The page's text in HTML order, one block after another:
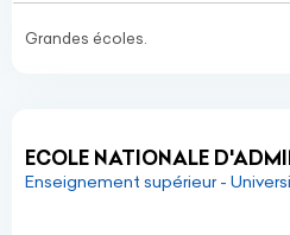
Grandes écoles.
ECOLE NATIONALE
Enseignement supérieur -